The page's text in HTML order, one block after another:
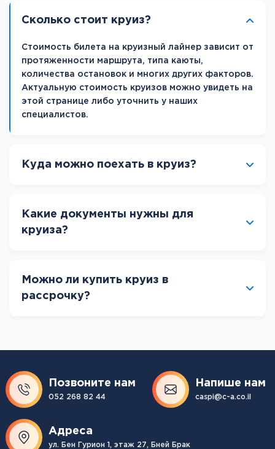
Сколько стоит круиз?
Стоимость билета на круизный лайнер зависит от
протяженности маршрута, типа каюты,
количества остановок и многих других факторов.
Актуальную стоимость круизов можно увидеть на
этой странице либо уточнить у наших
специалистов.
Куда можно поехать в круиз?
Какие документы нужны для
круиза?
Можно ли купить круиз в
рассрочку?
Позвоните нам
052 268 82 44
Напише нам
caspi@c-a.co.il
Адреса
ул. Бен Гурион 1, этаж 27, Бней Брак